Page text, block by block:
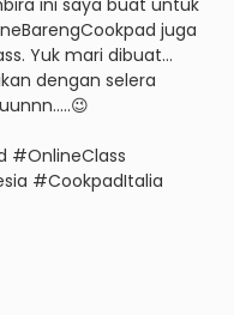
ini saya buat untuk
juga
Yuk mari dibuat…
dengan selera
#OnlineClass
#CookpadItalia